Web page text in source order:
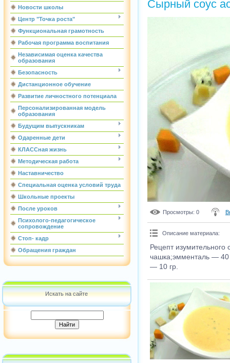
Новости школы
Центр "Точка роста"
Функциональная грамотность
Рабочая программа воспитания
Независимая оценка качества
образования
Безопасность
Дистанционное обучение
Развитие личностного потенциала
Персонализированная модель
образования
Будущим выпускникам
Одаренные дети
КЛАССная жизнь
Методическая работа
Наставничество
Специальная оценка условий труда
Школьные проекты
После уроков
Психолого-педагогическое
сопровождение
Стоп- кадр
Обращения граждан
Искать на сайте
Сырный соус
Просмотры: 0
Описание материала:
Рецепт
чашка;эмменталь —
— 10 гр.